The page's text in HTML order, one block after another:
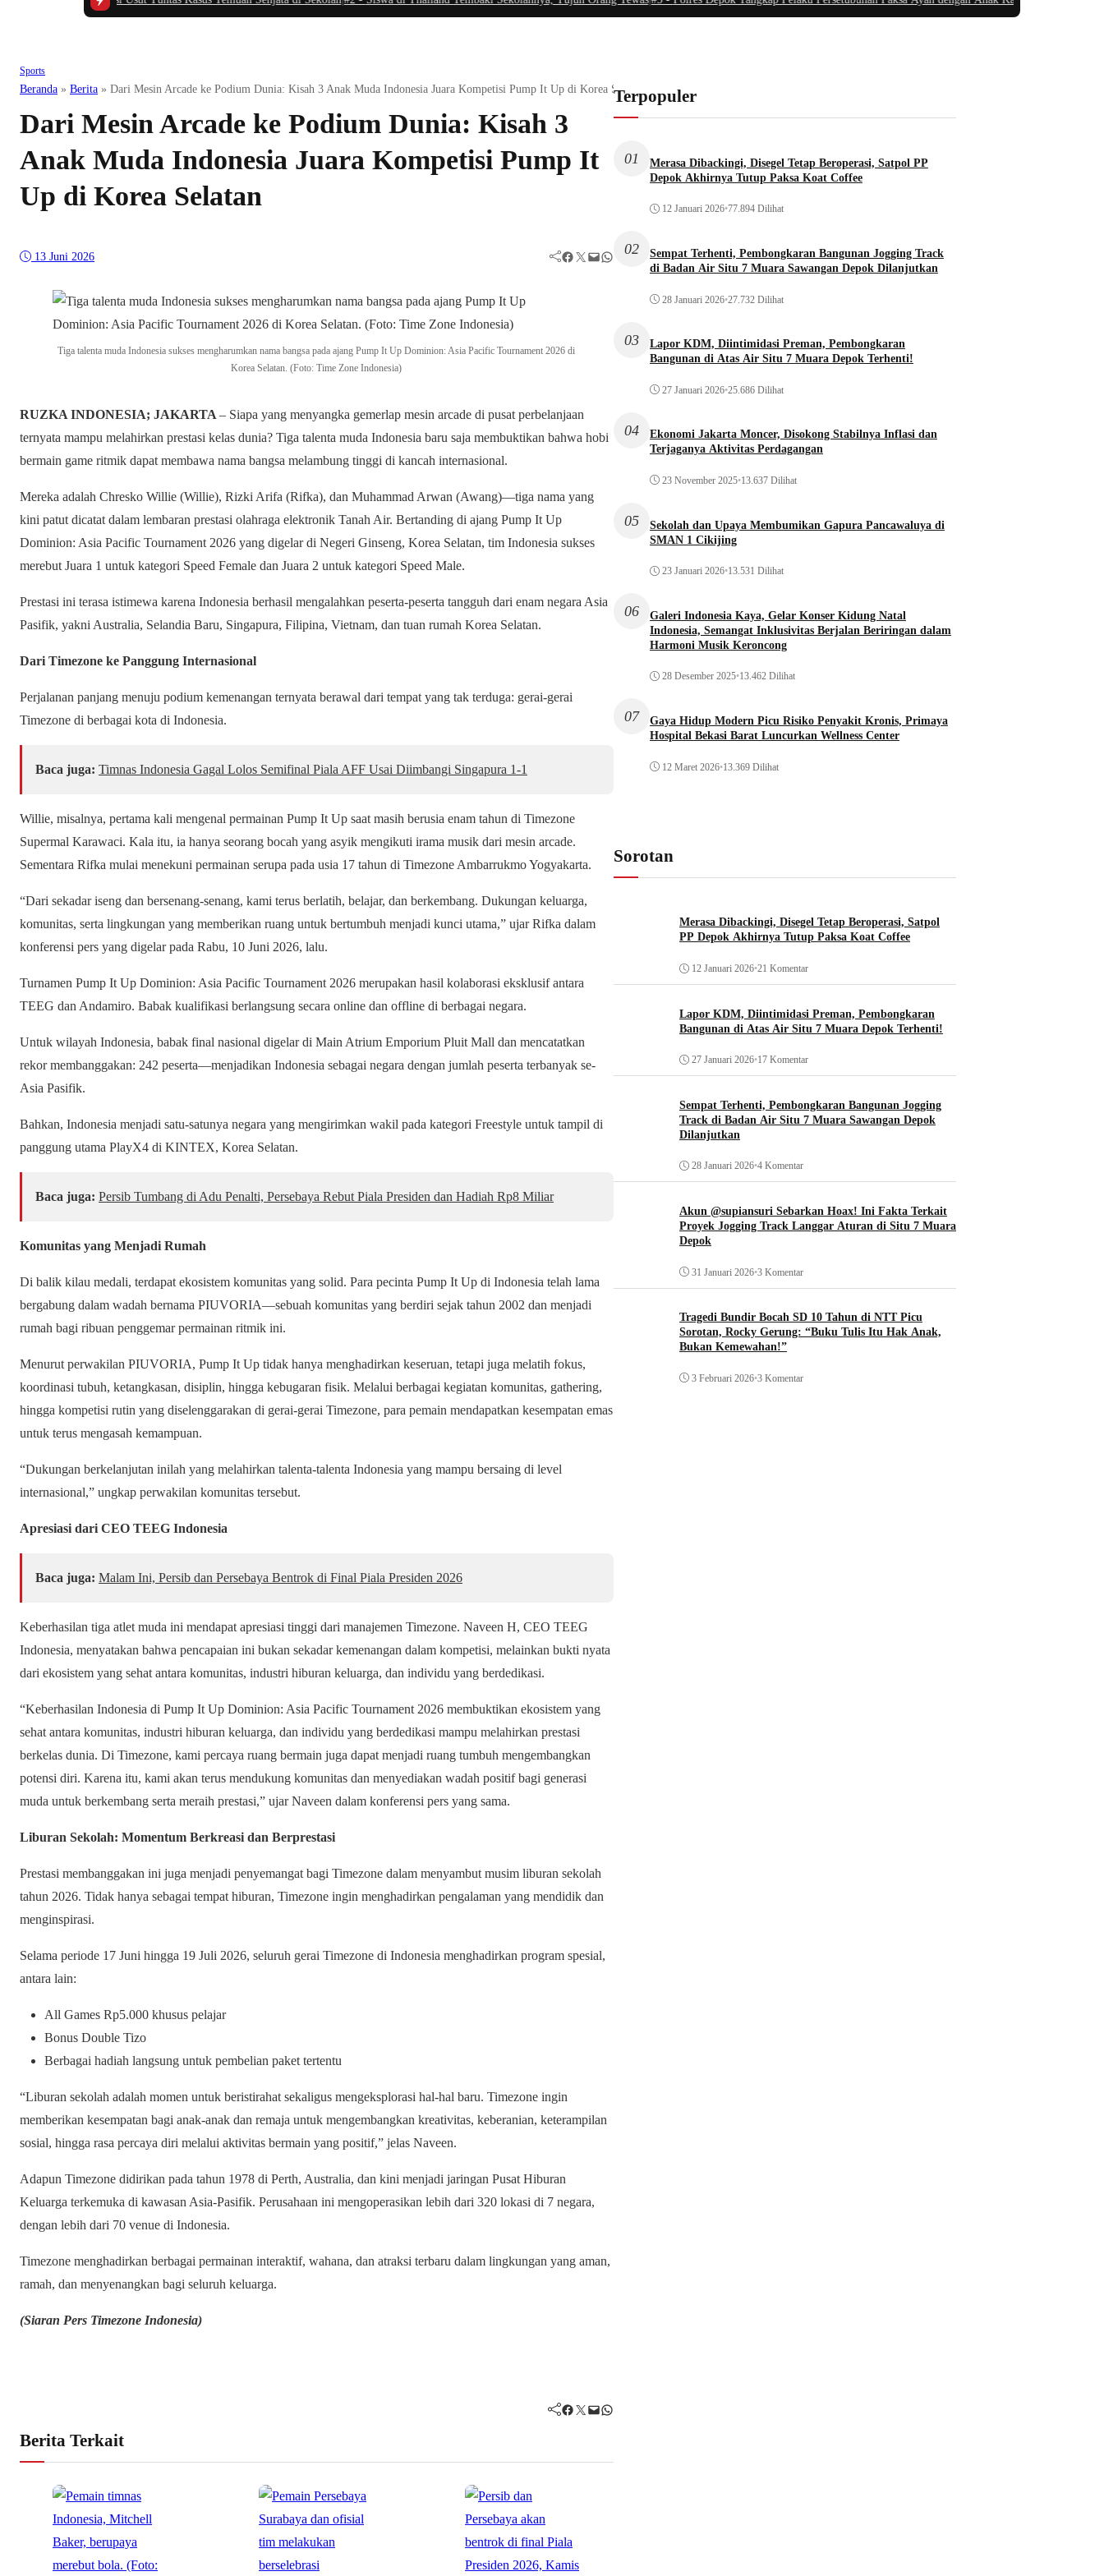
Sports
Beranda » Berita » Dari Mesin Arcade ke Podium Dunia: Kisah 3 Anak Muda Indonesia Juara Kompetisi Pump It Up di Korea Selatan
Dari Mesin Arcade ke Podium Dunia: Kisah 3
Anak Muda Indonesia Juara Kompetisi Pump It
Up di Korea Selatan
13 Juni 2026 Facebook Twitter Mail WhatsApp
Tiga talenta muda Indonesia sukses mengharumkan nama bangsa pada ajang Pump It Up Dominion: Asia Pacific Tournament 2026 di
Korea Selatan. (Foto: Time Zone Indonesia)
RUZKA INDONESIA; JAKARTA – Siapa yang menyangka gemerlap mesin arcade di pusat perbelanjaan
ternyata mampu melahirkan prestasi kelas dunia? Tiga talenta muda Indonesia baru saja membuktikan bahwa hobi
bermain game ritmik dapat membawa nama bangsa melambung tinggi di kancah internasional.
Mereka adalah Chresko Willie (Willie), Rizki Arifa (Rifka), dan Muhammad Arwan (Awang)—tiga nama yang
kini patut dicatat dalam lembaran prestasi olahraga elektronik Tanah Air. Bertanding di ajang Pump It Up
Dominion: Asia Pacific Tournament 2026 yang digelar di Negeri Ginseng, Korea Selatan, tim Indonesia sukses
merebut Juara 1 untuk kategori Speed Female dan Juara 2 untuk kategori Speed Male.
Prestasi ini terasa istimewa karena Indonesia berhasil mengalahkan peserta-peserta tangguh dari enam negara Asia
Pasifik, yakni Australia, Selandia Baru, Singapura, Filipina, Vietnam, dan tuan rumah Korea Selatan.
Dari Timezone ke Panggung Internasional
Perjalanan panjang menuju podium kemenangan ternyata berawal dari tempat yang tak terduga: gerai-gerai
Timezone di berbagai kota di Indonesia.
Baca juga: Timnas Indonesia Gagal Lolos Semifinal Piala AFF Usai Diimbangi Singapura 1-1
Willie, misalnya, pertama kali mengenal permainan Pump It Up saat masih berusia enam tahun di Timezone
Supermal Karawaci. Kala itu, ia hanya seorang bocah yang asyik mengikuti irama musik dari mesin arcade.
Sementara Rifka mulai menekuni permainan serupa pada usia 17 tahun di Timezone Ambarrukmo Yogyakarta.
“Dari sekadar iseng dan bersenang-senang, kami terus berlatih, belajar, dan berkembang. Dukungan keluarga,
komunitas, serta lingkungan yang memberikan ruang untuk bertumbuh menjadi kunci utama,” ujar Rifka dalam
konferensi pers yang digelar pada Rabu, 10 Juni 2026, lalu.
Turnamen Pump It Up Dominion: Asia Pacific Tournament 2026 merupakan hasil kolaborasi eksklusif antara
TEEG dan Andamiro. Babak kualifikasi berlangsung secara online dan offline di berbagai negara.
Untuk wilayah Indonesia, babak final nasional digelar di Main Atrium Emporium Pluit Mall dan mencatatkan
rekor membanggakan: 242 peserta—menjadikan Indonesia sebagai negara dengan jumlah peserta terbanyak se-
Asia Pasifik.
Bahkan, Indonesia menjadi satu-satunya negara yang mengirimkan wakil pada kategori Freestyle untuk tampil di
panggung utama PlayX4 di KINTEX, Korea Selatan.
Baca juga: Persib Tumbang di Adu Penalti, Persebaya Rebut Piala Presiden dan Hadiah Rp8 Miliar
Komunitas yang Menjadi Rumah
Di balik kilau medali, terdapat ekosistem komunitas yang solid. Para pecinta Pump It Up di Indonesia telah lama
bergabung dalam wadah bernama PIUVORIA—sebuah komunitas yang berdiri sejak tahun 2002 dan menjadi
rumah bagi ribuan penggemar permainan ritmik ini.
Menurut perwakilan PIUVORIA, Pump It Up tidak hanya menghadirkan keseruan, tetapi juga melatih fokus,
koordinasi tubuh, ketangkasan, disiplin, hingga kebugaran fisik. Melalui berbagai kegiatan komunitas, gathering,
hingga kompetisi rutin yang diselenggarakan di gerai-gerai Timezone, para pemain mendapatkan kesempatan emas
untuk terus mengasah kemampuan.
“Dukungan berkelanjutan inilah yang melahirkan talenta-talenta Indonesia yang mampu bersaing di level
internasional,” ungkap perwakilan komunitas tersebut.
Apresiasi dari CEO TEEG Indonesia
Baca juga: Malam Ini, Persib dan Persebaya Bentrok di Final Piala Presiden 2026
Keberhasilan tiga atlet muda ini mendapat apresiasi tinggi dari manajemen Timezone. Naveen H, CEO TEEG
Indonesia, menyatakan bahwa pencapaian ini bukan sekadar kemenangan dalam kompetisi, melainkan bukti nyata
dari ekosistem yang sehat antara komunitas, industri hiburan keluarga, dan individu yang berdedikasi.
“Keberhasilan Indonesia di Pump It Up Dominion: Asia Pacific Tournament 2026 membuktikan ekosistem yang
sehat antara komunitas, industri hiburan keluarga, dan individu yang berdedikasi mampu melahirkan prestasi
berkelas dunia. Di Timezone, kami percaya ruang bermain juga dapat menjadi ruang tumbuh mengembangkan
potensi diri. Karena itu, kami akan terus mendukung komunitas dan menyediakan wadah positif bagi generasi
muda untuk berkembang serta meraih prestasi,” ujar Naveen dalam konferensi pers yang sama.
Liburan Sekolah: Momentum Berkreasi dan Berprestasi
Prestasi membanggakan ini juga menjadi penyemangat bagi Timezone dalam menyambut musim liburan sekolah
tahun 2026. Tidak hanya sebagai tempat hiburan, Timezone ingin menghadirkan pengalaman yang mendidik dan
menginspirasi.
Selama periode 17 Juni hingga 19 Juli 2026, seluruh gerai Timezone di Indonesia menghadirkan program spesial,
antara lain:
All Games Rp5.000 khusus pelajar
Bonus Double Tizo
Berbagai hadiah langsung untuk pembelian paket tertentu
“Liburan sekolah adalah momen untuk beristirahat sekaligus mengeksplorasi hal-hal baru. Timezone ingin
memberikan kesempatan bagi anak-anak dan remaja untuk mengembangkan kreativitas, keberanian, keterampilan
sosial, hingga rasa percaya diri melalui aktivitas bermain yang positif,” jelas Naveen.
Adapun Timezone didirikan pada tahun 1978 di Perth, Australia, dan kini menjadi jaringan Pusat Hiburan
Keluarga terkemuka di kawasan Asia-Pasifik. Perusahaan ini mengoperasikan lebih dari 320 lokasi di 7 negara,
dengan lebih dari 70 venue di Indonesia.
Timezone menghadirkan berbagai permainan interaktif, wahana, dan atraksi terbaru dalam lingkungan yang aman,
ramah, dan menyenangkan bagi seluruh keluarga.
(Siaran Pers Timezone Indonesia)
Facebook Twitter Mail WhatsApp
Berita Terkait
Terpopuler
01
Merasa Dibackingi, Disegel Tetap Beroperasi, Satpol PP
Depok Akhirnya Tutup Paksa Koat Coffee
12 Januari 2026•77.894 Dilihat
02
Sempat Terhenti, Pembongkaran Bangunan Jogging Track
di Badan Air Situ 7 Muara Sawangan Depok Dilanjutkan
28 Januari 2026•27.732 Dilihat
03
Lapor KDM, Diintimidasi Preman, Pembongkaran
Bangunan di Atas Air Situ 7 Muara Depok Terhenti!
27 Januari 2026•25.686 Dilihat
04
Ekonomi Jakarta Moncer, Disokong Stabilnya Inflasi dan
Terjaganya Aktivitas Perdagangan
23 November 2025•13.637 Dilihat
05
Sekolah dan Upaya Membumikan Gapura Pancawaluya di
SMAN 1 Cikijing
23 Januari 2026•13.531 Dilihat
06
Galeri Indonesia Kaya, Gelar Konser Kidung Natal
Indonesia, Semangat Inklusivitas Berjalan Beriringan dalam
Harmoni Musik Keroncong
28 Desember 2025•13.462 Dilihat
07
Gaya Hidup Modern Picu Risiko Penyakit Kronis, Primaya
Hospital Bekasi Barat Luncurkan Wellness Center
12 Maret 2026•13.369 Dilihat
Sorotan
Merasa Dibackingi, Disegel Tetap Beroperasi, Satpol
PP Depok Akhirnya Tutup Paksa Koat Coffee
12 Januari 2026•21 Komentar
Lapor KDM, Diintimidasi Preman, Pembongkaran
Bangunan di Atas Air Situ 7 Muara Depok Terhenti!
27 Januari 2026•17 Komentar
Sempat Terhenti, Pembongkaran Bangunan Jogging
Track di Badan Air Situ 7 Muara Sawangan Depok
Dilanjutkan
28 Januari 2026•4 Komentar
Akun @supiansuri Sebarkan Hoax! Ini Fakta Terkait
Proyek Jogging Track Langgar Aturan di Situ 7 Muara
Depok
31 Januari 2026•3 Komentar
Tragedi Bundir Bocah SD 10 Tahun di NTT Picu
Sorotan, Rocky Gerung: “Buku Tulis Itu Hak Anak,
Bukan Kemewahan!”
3 Februari 2026•3 Komentar